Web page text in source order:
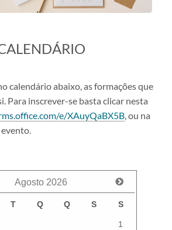
calendário abaixo, as formações que
Para inscrever-se basta clicar nesta
e/XAuyQaBX5B, ou na
Agosto 2026
T Q Q S S
1